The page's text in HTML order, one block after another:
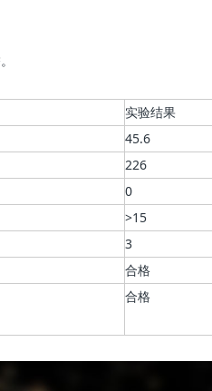
实验结果
45.6
226
0
>15
3
合格
合格